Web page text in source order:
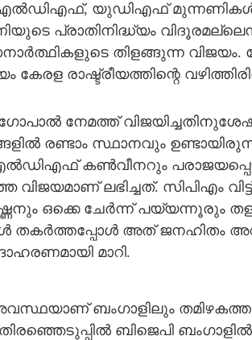
യുഡിഎഫ്
പ്രാതിനിദ്ധ്യം
തിളങ്ങുന്ന വിജയം.
കേരള രാഷ്ട്രീയത്തിന്റെ
നേമത്ത്
രണ്ടാം സ്ഥാനവും
കണ്‍വീനറും
വിജയമാണ് ലഭിച്ചത്. സിപിഎം
ഒക്കെ ചേര്‍ന്ന് പയ്യന്നൂരും
തകര്‍ത്തപ്പോള്‍ അത് ജനഹിതം
മാറി.
ബംഗാളിലും
ബിജെപി